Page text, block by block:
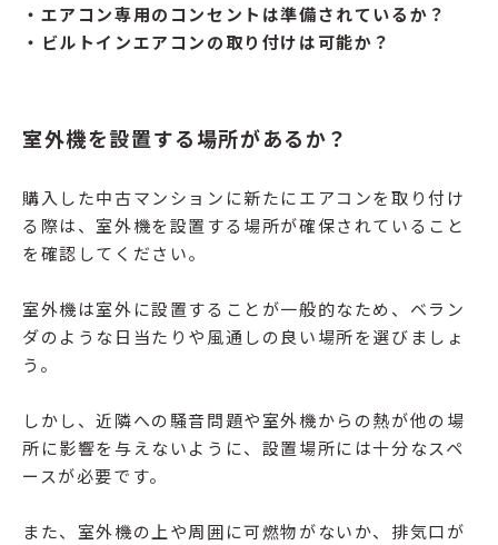
・エアコン専用のコンセントは準備されているか？
・ビルトインエアコンの取り付けは可能か？
室外機を設置する場所があるか？
購入した中古マンションに新たにエアコンを取り付け
る際は、室外機を設置する場所が確保されていること
を確認してください。
室外機は室外に設置することが一般的なため、ベラン
ダのような日当たりや風通しの良い場所を選びましょ
う。
しかし、近隣への騒音問題や室外機からの熱が他の場
所に影響を与えないように、設置場所には十分なスペ
ースが必要です。
また、室外機の上や周囲に可燃物がないか、排気口が